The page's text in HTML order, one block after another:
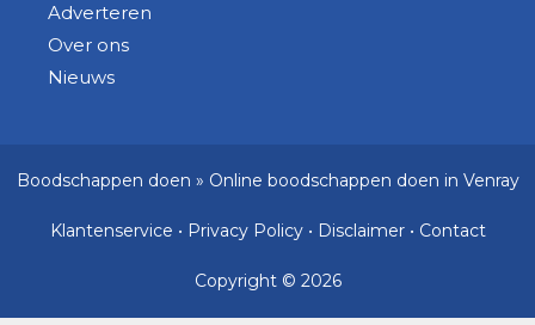
Adverteren
Over ons
Nieuws
Boodschappen doen » Online boodschappen doen in Venray
Klantenservice • Privacy Policy• Disclaimer• Contact
Copyright © 2026